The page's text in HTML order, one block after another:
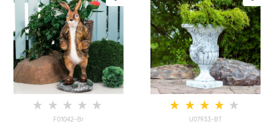
F01042-Br U07933-BT